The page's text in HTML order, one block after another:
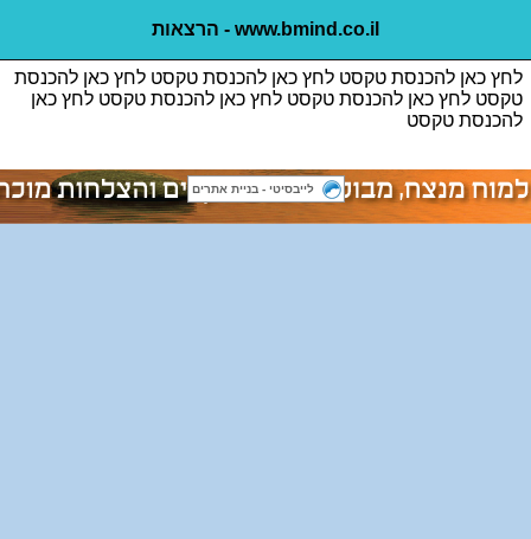
www.bmind.co.il - הרצאות
לחץ כאן להכנסת טקסט לחץ כאן להכנסת טקסט לחץ כאן להכנסת
טקסט לחץ כאן להכנסת טקסט לחץ כאן להכנסת טקסט לחץ כאן
להכנסת טקסט
לייבסיטי - בניית אתרים